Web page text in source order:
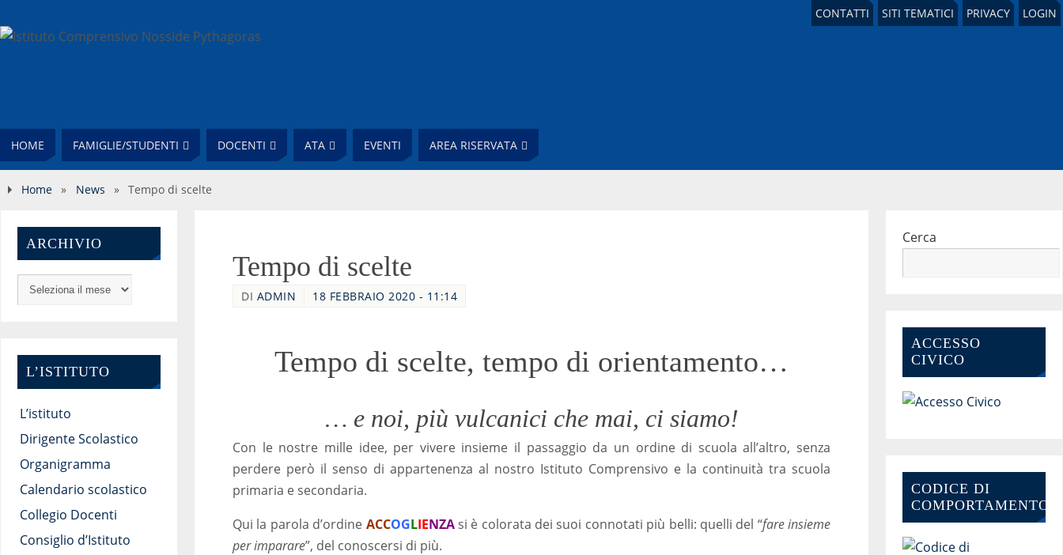
CONTATTI SITI TEMATICI PRIVACY LOGIN
HOME FAMIGLIE/STUDENTI DOCENTI ATA EVENTI AREA RISERVATA
Home » News » Tempo di scelte
Tempo di scelte
DI ADMIN 18 FEBBRAIO 2020 - 11:14
Tempo di scelte, tempo di orientamento…
… e noi, più vulcanici che mai, ci siamo!
Con le nostre mille idee, per vivere insieme il passaggio da un ordine di scuola all’altro, senza
perdere però il senso di appartenenza al nostro Istituto Comprensivo e la continuità tra scuola
primaria e secondaria.
Qui la parola d’ordine ACCOGLIENZAsi è colorata dei suoi connotati più belli: quelli del “fare insieme
per imparare”, del conoscersi di più.
ARCHIVIO
L’ISTITUTO
L’istituto
Dirigente Scolastico
Organigramma
Calendario scolastico
Collegio Docenti
Consiglio d’Istituto
Cerca
ACCESSO
CIVICO
CODICE DI
COMPORTAMENTO